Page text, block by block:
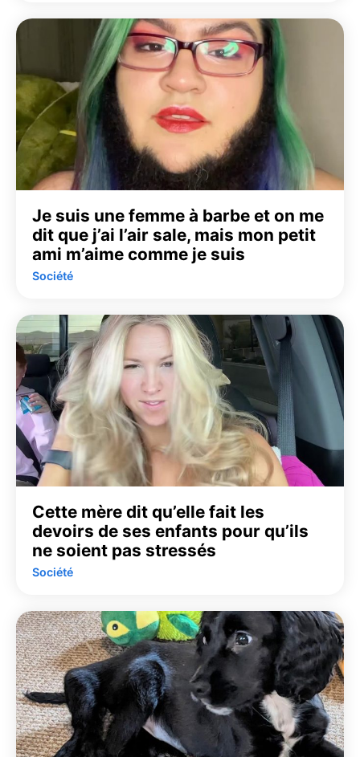
Je suis une femme à barbe et on me
dit que j’ai l’air sale, mais mon petit
ami m’aime comme je suis
Société
Cette mère dit qu’elle fait les
devoirs de ses enfants pour qu’ils
ne soient pas stressés
Société